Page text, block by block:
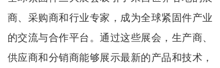
商、采购商和行业专家，成为全球紧固件产业
的交流与合作平台。通过这些展会，生产商、
供应商和分销商能够展示最新的产品和技术，